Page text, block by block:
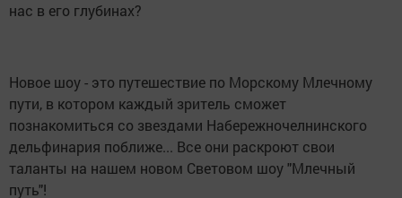
нас в его глубинах?
Новое шоу - это путешествие по Морскому Млечному
пути, в котором каждый зритель сможет
познакомиться со звездами Набережночелнинского
дельфинария поближе... Все они раскроют свои
таланты на нашем новом Световом шоу "Млечный
путь"!